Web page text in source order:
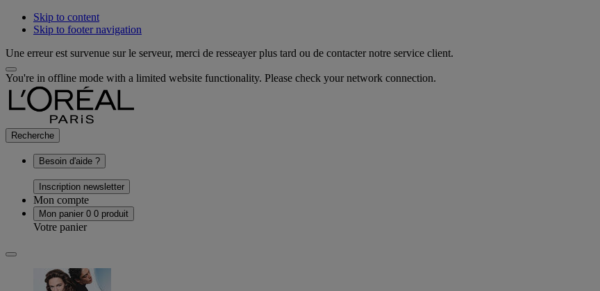
Skip to content
Skip to footer navigation
Une erreur est survenue sur le serveur, merci de resseayer plus tard ou de contacter notre service client.
You're in offline mode with a limited website functionality. Please check your network connection.
Recherche
Besoin d'aide ?
Inscription newsletter
Mon compte
Mon panier 0 0 produit
Votre panier